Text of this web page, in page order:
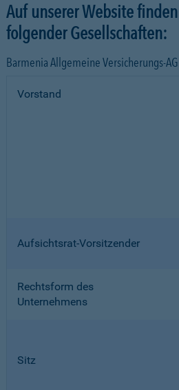
Auf unserer Website
folgender Gesellschaften:
Barmenia Allgemeine Versicherungs-AG
Vorstand
Aufsichtsrat-Vorsitzender
Rechtsform des
Unternehmens
Sitz